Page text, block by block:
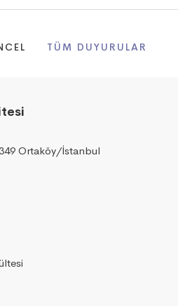
TÜM DUYURULAR
Ortaköy/İstanbul